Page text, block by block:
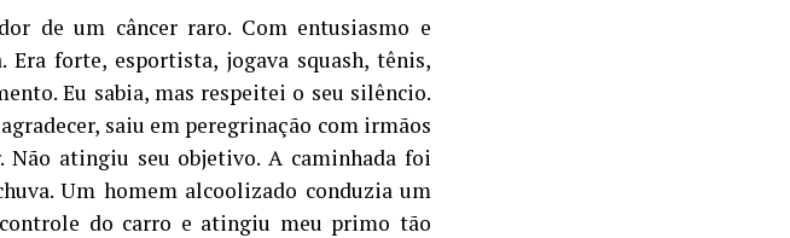
de um câncer raro. Com entusiasmo e
Era forte, esportista, jogava squash, tênis,
Eu sabia, mas respeitei o seu silêncio.
saiu em peregrinação com irmãos
Não atingiu seu objetivo. A caminhada foi
Um homem alcoolizado conduzia um
do carro e atingiu meu primo tão